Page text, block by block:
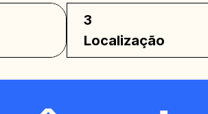
3
Localização